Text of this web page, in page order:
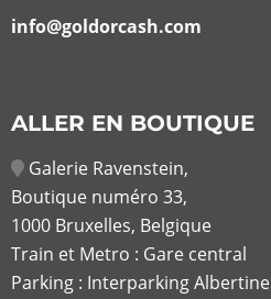
info@goldorcash.com
ALLER EN BOUTIQUE
Galerie Ravenstein,
Boutique numéro 33,
1000 Bruxelles, Belgique
Train et Metro : Gare central
Parking : Interparking Albertine